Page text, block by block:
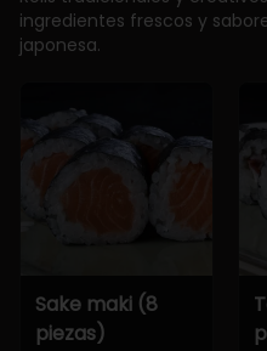
ingredientes frescos y
japonesa.
Sake maki (8
piezas)